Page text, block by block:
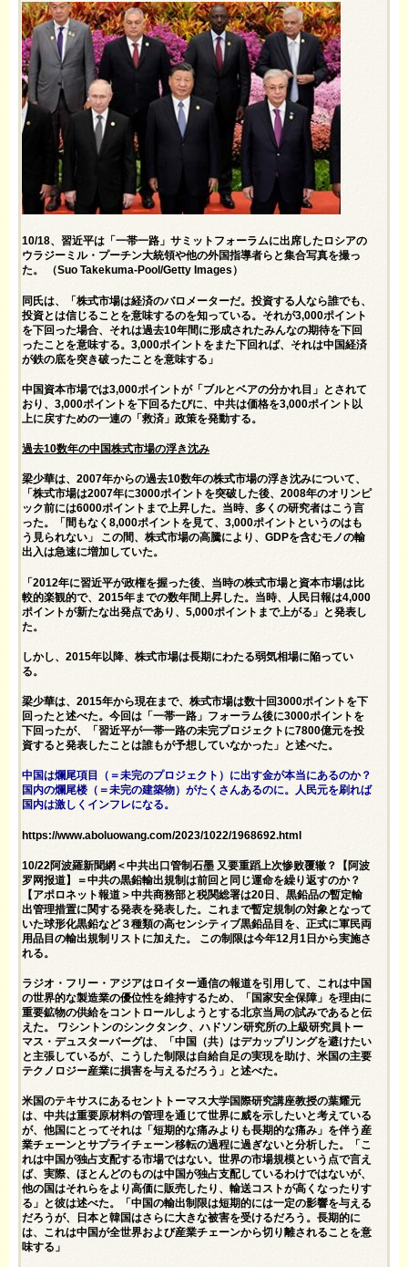
10/18、習近平は「一帯一路」サミットフォーラムに出席したロシアの
ウラジーミル・プーチン大統領や他の外国指導者らと集合写真を撮っ
た。 （Suo Takekuma-Pool/Getty Images）
同氏は、「株式市場は経済のバロメーターだ。投資する人なら誰でも、
投資とは信じることを意味するのを知っている。それが3,000ポイント
を下回った場合、それは過去10年間に形成されたみんなの期待を下回
ったことを意味する。3,000ポイントをまた下回れば、それは中国経済
が鉄の底を突き破ったことを意味する」
中国資本市場では3,000ポイントが「ブルとベアの分かれ目」とされて
おり、3,000ポイントを下回るたびに、中共は価格を3,000ポイント以
上に戻すための一連の「救済」政策を発動する。
過去10数年の中国株式市場の浮き沈み
梁少華は、2007年からの過去10数年の株式市場の浮き沈みについて、
「株式市場は2007年に3000ポイントを突破した後、2008年のオリンピ
ック前には6000ポイントまで上昇した。当時、多くの研究者はこう言
った。「間もなく8,000ポイントを見て、3,000ポイントというのはも
う見られない」 この間、株式市場の高騰により、GDPを含むモノの輸
出入は急速に増加していた。
「2012年に習近平が政権を握った後、当時の株式市場と資本市場は比
較的楽観的で、2015年までの数年間上昇した。当時、人民日報は4,000
ポイントが新たな出発点であり、5,000ポイントまで上がる」と発表し
た。
しかし、2015年以降、株式市場は長期にわたる弱気相場に陥ってい
る。
梁少華は、2015年から現在まで、株式市場は数十回3000ポイントを下
回ったと述べた。今回は「一帯一路」フォーラム後に3000ポイントを
下回ったが、「習近平が一帯一路の未完プロジェクトに7800億元を投
資すると発表したことは誰もが予想していなかった」と述べた。
中国は爛尾項目（＝未完のプロジェクト）に出す金が本当にあるのか？
国内の爛尾楼（＝未完の建築物）がたくさんあるのに。人民元を刷れば
国内は激しくインフレになる。
https://www.aboluowang.com/2023/1022/1968692.html
10/22阿波羅新聞網＜中共出口管制石墨 又要重蹈上次惨败覆辙？【阿波
罗网报道】＝中共の黒鉛輸出規制は前回と同じ運命を繰り返すのか？
【アポロネット報道＞中共商務部と税関総署は20日、黒鉛品の暫定輸
出管理措置に関する発表を発表した。これまで暫定規制の対象となって
いた球形化黒鉛など３種類の高センシティブ黒鉛品目を、正式に軍民両
用品目の輸出規制リストに加えた。 この制限は今年12月1日から実施さ
れる。
ラジオ・フリー・アジアはロイター通信の報道を引用して、これは中国
の世界的な製造業の優位性を維持するため、「国家安全保障」を理由に
重要鉱物の供給をコントロールしようとする北京当局の試みであると伝
えた。 ワシントンのシンクタンク、ハドソン研究所の上級研究員トー
マス・デュスターバーグは、「中国（共）はデカップリングを避けたい
と主張しているが、こうした制限は自給自足の実現を助け、米国の主要
テクノロジー産業に損害を与えるだろう」と述べた。
米国のテキサスにあるセントトーマス大学国際研究講座教授の葉耀元
は、中共は重要原材料の管理を通じて世界に威を示したいと考えている
が、他国にとってそれは「短期的な痛みよりも長期的な痛み」を伴う産
業チェーンとサプライチェーン移転の過程に過ぎないと分析した。「こ
れは中国が独占支配する市場ではない。世界の市場規模という点で言え
ば、実際、ほとんどのものは中国が独占支配しているわけではないが、
他の国はそれらをより高価に販売したり、輸送コストが高くなったりす
る」と彼は述べた。「中国の輸出制限は短期的には一定の影響を与える
だろうが、日本と韓国はさらに大きな被害を受けるだろう。長期的に
は、これは中国が全世界および産業チェーンから切り離されることを意
味する」